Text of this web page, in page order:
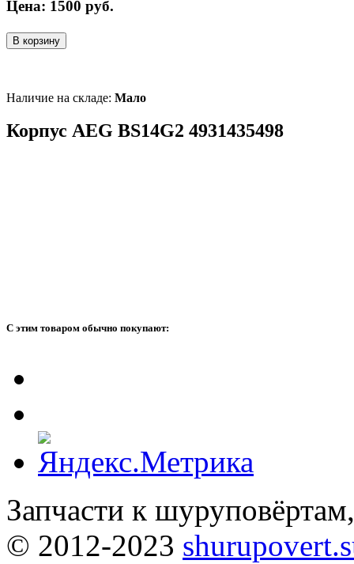
Цена: 1500 руб.
В корзину
Наличие на складе: Мало
Корпус AEG BS14G2 4931435498
С этим товаром обычно покупают:
Запчасти к
© 2012-2023